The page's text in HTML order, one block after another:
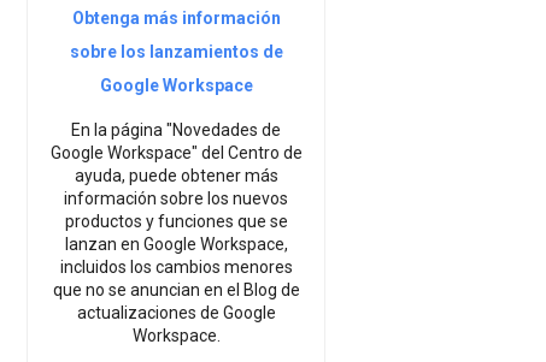
Obtenga más información
sobre los lanzamientos de
Google Workspace
En la página "Novedades de
Google Workspace" del Centro de
ayuda, puede obtener más
información sobre los nuevos
productos y funciones que se
lanzan en Google Workspace,
incluidos los cambios menores
que no se anuncian en el Blog de
actualizaciones de Google
Workspace.